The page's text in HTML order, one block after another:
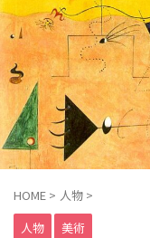
HOME > 人物 >
人物
美術